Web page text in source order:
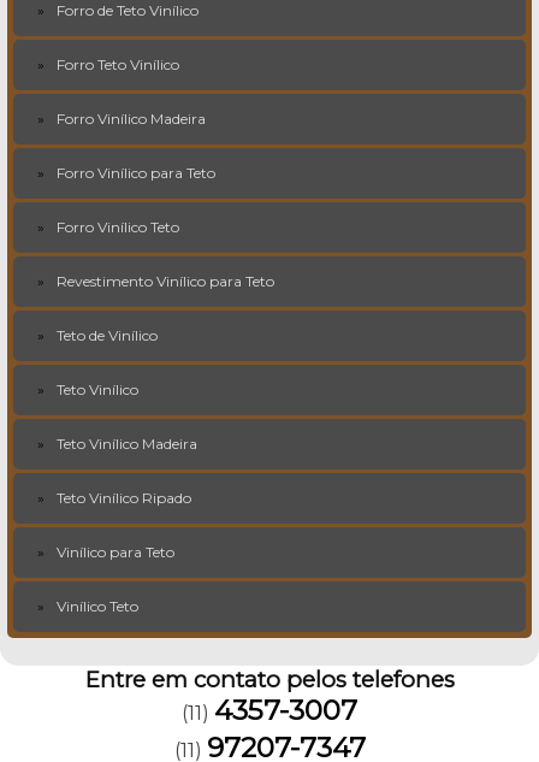
Forro de Teto Vinílico
Forro Teto Vinílico
Forro Vinílico Madeira
Forro Vinílico para Teto
Forro Vinílico Teto
Revestimento Vinílico para Teto
Teto de Vinílico
Teto Vinílico
Teto Vinílico Madeira
Teto Vinílico Ripado
Vinílico para Teto
Vinílico Teto
Entre em contato pelos telefones
(11) 4357-3007
(11) 97207-7347